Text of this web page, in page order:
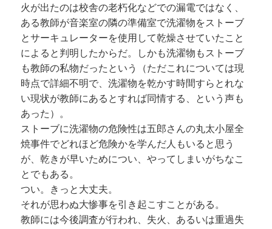
火が出たのは校舎の老朽化などでの漏電ではなく、
ある教師が音楽室の隣の準備室で洗濯物をストーブ
とサーキュレーターを使用して乾燥させていたこと
によると判明したからだ。しかも洗濯物もストーブ
も教師の私物だったという（ただこれについては現
時点で詳細不明で、洗濯物を乾かす時間すらとれな
い現状が教師にあるとすれば同情する、という声も
あった）。
ストーブに洗濯物の危険性は五郎さんの丸太小屋全
焼事件でどれほど危険かを学んだ人もいると思う
が、乾きが早いためについ、やってしまいがちなこ
とでもある。
つい。きっと大丈夫。
それが思わぬ大惨事を引き起こすことがある。
教師には今後調査が行われ、失火、あるいは重過失